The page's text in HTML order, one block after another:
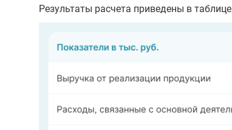
Результаты расчета приведены в